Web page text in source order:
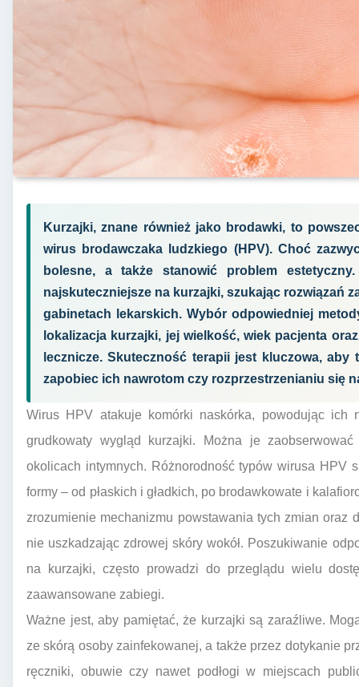
Kurzajki, znane również jako brodawki, to
wirus brodawczaka ludzkiego (HPV). Choć
bolesne, a także stanowić problem
najskuteczniejsze na kurzajki, szukając rozwiązań
gabinetach lekarskich. Wybór odpowiedniej
lokalizacja kurzajki, jej wielkość, wiek pacjenta
lecznicze. Skuteczność terapii jest kluczowa,
zapobiec ich nawrotom czy rozprzestrzenianiu się
Wirus HPV atakuje komórki naskórka, powodując ich
grudkowaty wygląd kurzajki. Można je
okolicach intymnych. Różnorodność typów wirusa HPV
formy – od płaskich i gładkich, po brodawkowate i
zrozumienie mechanizmu powstawania tych zmian oraz
nie uszkadzając zdrowej skóry wokół. Poszukiwanie
na kurzajki, często prowadzi do przeglądu wielu
zaawansowane zabiegi.
Ważne jest, aby pamiętać, że kurzajki są zaraźliwe.
ze skórą osoby zainfekowanej, a także przez dotykanie
ręczniki, obuwie czy nawet podłogi w miejscach